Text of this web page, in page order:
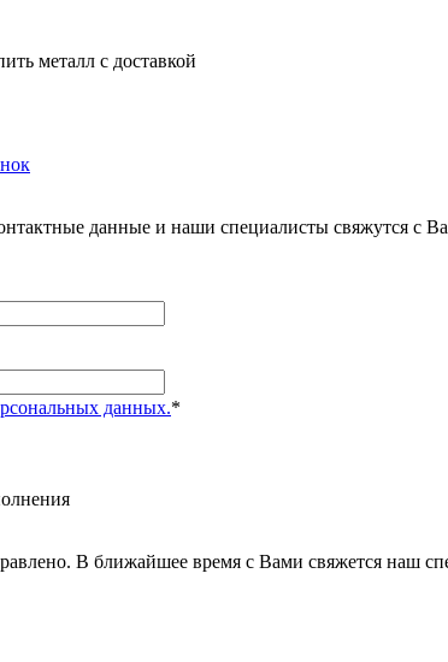
металл с доставкой
данные и наши специалисты свяжутся с
данных.*
В ближайшее время с Вами свяжется наш